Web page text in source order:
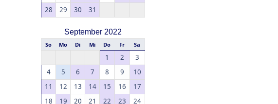
28
29 30 31
September 2022
So Mo Di Mi Do Fr Sa
1 2
3
4
5 6 7 8 9
10
11
12 13 14 15 16
17
18
19 20 21 22 23 24